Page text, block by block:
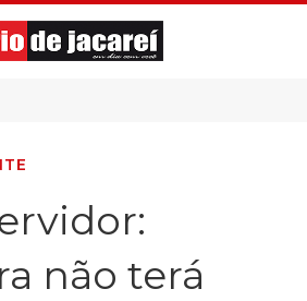
não terá